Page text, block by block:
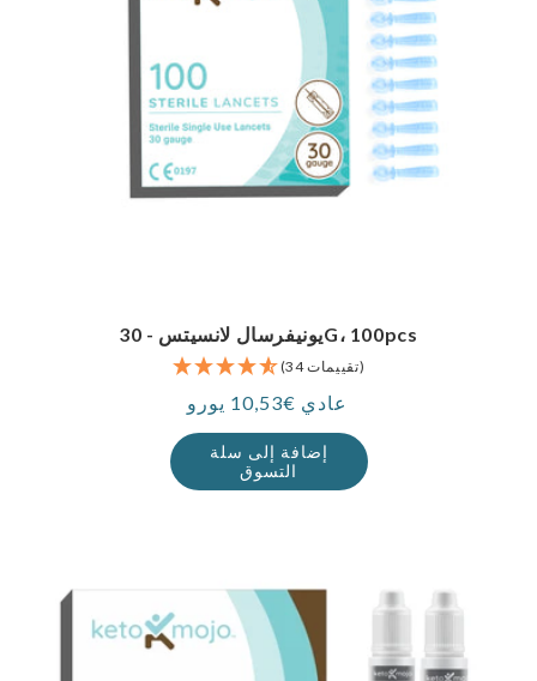
يونيفرسال لانسيتس - 30G، 100pcs
(34 تقييمات)
سعر عادي €10,53 يورو
إضافة إلى سلة
التسوق